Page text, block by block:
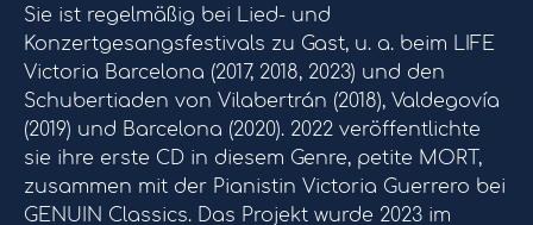
Sie ist regelmäßig bei Lied- und
Konzertgesangsfestivals zu Gast, u. a. beim LIFE
Victoria Barcelona (2017, 2018, 2023) und den
Schubertiaden von Vilabertrán (2018), Valdegovía
(2019) und Barcelona (2020). 2022 veröffentlichte
sie ihre erste CD in diesem Genre, petite MORT,
zusammen mit der Pianistin Victoria Guerrero bei
GENUIN Classics. Das Projekt wurde 2023 im